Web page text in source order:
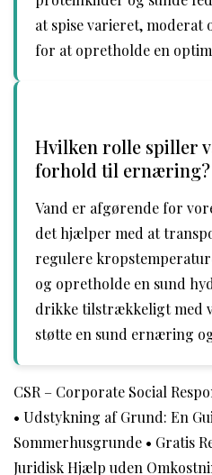
at spise varieret,
for at opretholde en
Hvilken rolle spiller
forhold til ernæring?
Vand er afgørende for
det hjælper med at
regulere
og opretholde en sund
drikke tilstrækkeligt med
støtte en sund ernæring
CSR – Corporate Social
• Udstykning af Grund: En
Sommerhusgrunde • Gratis
Juridisk Hjælp uden